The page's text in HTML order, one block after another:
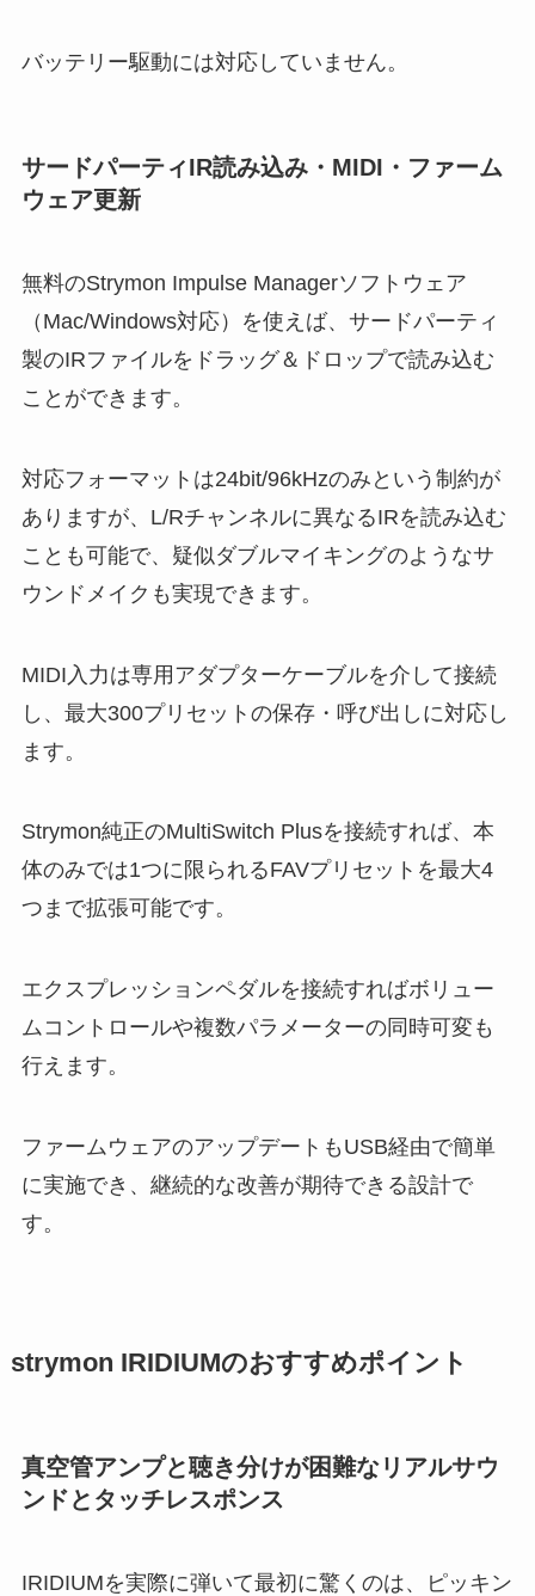
バッテリー駆動には対応していません。
サードパーティIR読み込み・MIDI・ファーム
ウェア更新
無料のStrymon Impulse Managerソフトウェア
（Mac/Windows対応）を使えば、サードパーティ
製のIRファイルをドラッグ＆ドロップで読み込む
ことができます。
対応フォーマットは24bit/96kHzのみという制約が
ありますが、L/Rチャンネルに異なるIRを読み込む
ことも可能で、疑似ダブルマイキングのようなサ
ウンドメイクも実現できます。
MIDI入力は専用アダプターケーブルを介して接続
し、最大300プリセットの保存・呼び出しに対応し
ます。
Strymon純正のMultiSwitch Plusを接続すれば、本
体のみでは1つに限られるFAVプリセットを最大4
つまで拡張可能です。
エクスプレッションペダルを接続すればボリュー
ムコントロールや複数パラメーターの同時可変も
行えます。
ファームウェアのアップデートもUSB経由で簡単
に実施でき、継続的な改善が期待できる設計で
す。
strymon IRIDIUMのおすすめポイント
真空管アンプと聴き分けが困難なリアルサウ
ンドとタッチレスポンス
IRIDIUMを実際に弾いて最初に驚くのは、ピッキン